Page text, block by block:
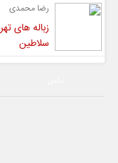
رضا محمدی
زباله های
سلاطین